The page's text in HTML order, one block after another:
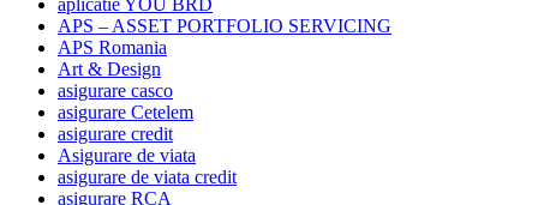
aplicatie YOU BRD
APS – ASSET PORTFOLIO SERVICING
APS Romania
Art & Design
asigurare casco
asigurare Cetelem
asigurare credit
Asigurare de viata
asigurare de viata credit
asigurare RCA